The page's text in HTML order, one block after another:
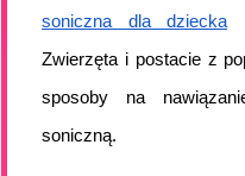
soniczna dla dziecka
Zwierzęta i postacie z
sposoby na
soniczną.